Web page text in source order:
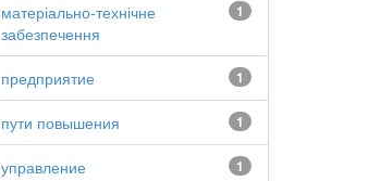
1
матеріально-технічне
забезпечення
1
предприятие
1
пути повышения
1
управление